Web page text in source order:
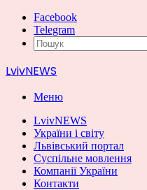
Facebook
Telegram
LvivNEWS
Меню
LvivNEWS
України і світу
Львівський портал
Суспільне мовлення
Компанії України
Контакти